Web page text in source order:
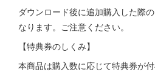
ダウンロード後に追加購入した際
なります。ご注意ください。
【特典券のしくみ】
本商品は購入数に応じて特典券が付